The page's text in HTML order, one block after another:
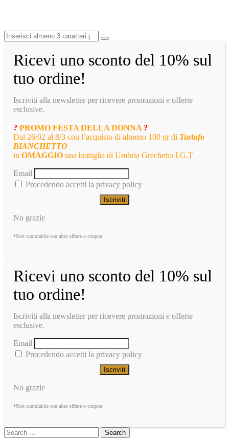
Ricevi uno sconto del 10% sul
tuo ordine!
Iscriviti alla newsletter per ricevere promozioni e offerte
esclusive.
? PROMO FESTA DELLA DONNA ?
Dal 26/02 al 8/3 con l’acquisto di almeno 100 gr di Tartufo
BIANCHETTO
in OMAGGIO una bottiglia di Umbria Grechetto I.G.T
Email
Procedendo accetti la privacy policy
No grazie
*Non cumulabile con altre offerte o coupon
Ricevi uno sconto del 10% sul
tuo ordine!
Iscriviti alla newsletter per ricevere promozioni e offerte
esclusive.
Email
Procedendo accetti la privacy policy
No grazie
*Non cumulabile con altre offerte o coupon
Search